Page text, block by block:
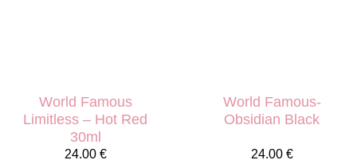
World Famous
Limitless – Hot Red
30ml
24.00 €
World Famous-
Obsidian Black
24.00 €